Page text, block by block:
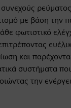
με βάση την
φωτιστικό
και
συστήματα
την